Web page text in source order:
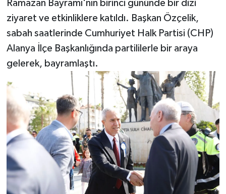
Ramazan Bayramı'nın birinci gününde bir dizi
ziyaret ve etkinliklere katıldı. Başkan Özçelik,
sabah saatlerinde Cumhuriyet Halk Partisi (CHP)
Alanya İlçe Başkanlığında partililerle bir araya
gelerek, bayramlaştı.